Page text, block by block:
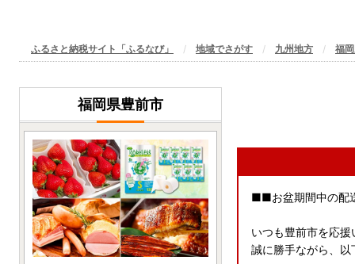
ふるさと納税サイト「ふるなび」 地域でさがす 九州地方 福
■■お盆期間中の配
いつも豊前市を応
誠に勝手ながら、
福岡県豊前市